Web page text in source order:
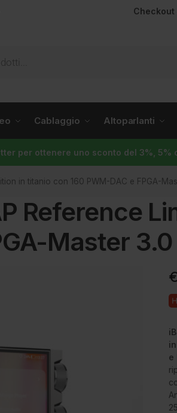
Checkout
Cablaggio Altoparlanti
per ottenere uno sconto del 3%, 5%
in titanio con 160 PWM-DAC e FPGA-
Reference
Master 3.0
€
e